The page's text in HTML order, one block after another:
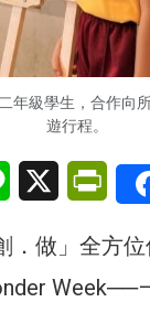
年級學生，合作向
遊行程。
Line X
．做」全方
Week──